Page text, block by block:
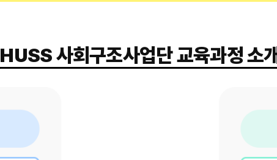
HUSS 사회구조사업단 교육과정 소